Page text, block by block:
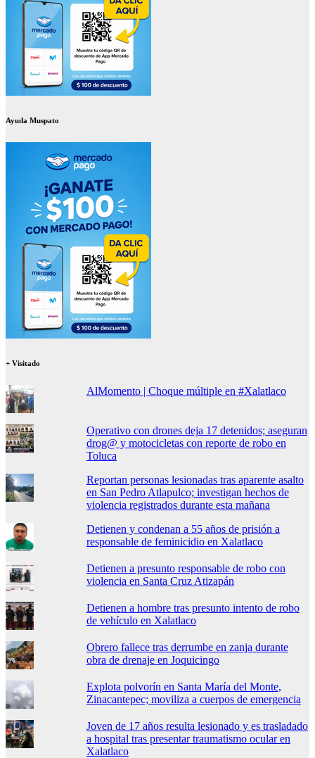
Ayuda Muspato
+ Visitado
AlMomento | Choque múltiple en #Xalatlaco
Operativo con drones deja 17 detenidos; aseguran
drog@ y motocicletas con reporte de robo en
Toluca
Reportan personas lesionadas tras aparente asalto
en San Pedro Atlapulco; investigan hechos de
violencia registrados durante esta mañana
Detienen y condenan a 55 años de prisión a
responsable de feminicidio en Xalatlaco
Detienen a presunto responsable de robo con
violencia en Santa Cruz Atizapán
Detienen a hombre tras presunto intento de robo
de vehículo en Xalatlaco
Obrero fallece tras derrumbe en zanja durante
obra de drenaje en Joquicingo
Explota polvorín en Santa María del Monte,
Zinacantepec; moviliza a cuerpos de emergencia
Joven de 17 años resulta lesionado y es trasladado
a hospital tras presentar traumatismo ocular en
Xalatlaco